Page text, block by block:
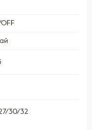
30/32